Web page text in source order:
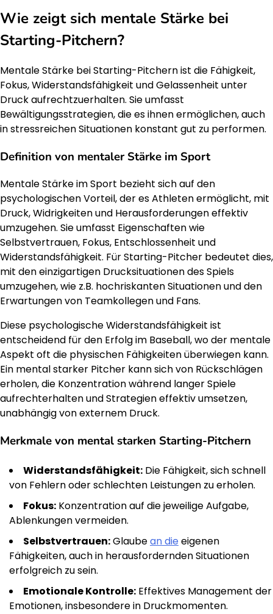
Wie zeigt sich mentale Stärke bei
Starting-Pitchern?
Mentale Stärke bei Starting-Pitchern ist die Fähigkeit,
Fokus, Widerstandsfähigkeit und Gelassenheit unter
Druck aufrechtzuerhalten. Sie umfasst
Bewältigungsstrategien, die es ihnen ermöglichen, auch
in stressreichen Situationen konstant gut zu performen.
Definition von mentaler Stärke im Sport
Mentale Stärke im Sport bezieht sich auf den
psychologischen Vorteil, der es Athleten ermöglicht, mit
Druck, Widrigkeiten und Herausforderungen effektiv
umzugehen. Sie umfasst Eigenschaften wie
Selbstvertrauen, Fokus, Entschlossenheit und
Widerstandsfähigkeit. Für Starting-Pitcher bedeutet dies,
mit den einzigartigen Drucksituationen des Spiels
umzugehen, wie z.B. hochriskanten Situationen und den
Erwartungen von Teamkollegen und Fans.
Diese psychologische Widerstandsfähigkeit ist
entscheidend für den Erfolg im Baseball, wo der mentale
Aspekt oft die physischen Fähigkeiten überwiegen kann.
Ein mental starker Pitcher kann sich von Rückschlägen
erholen, die Konzentration während langer Spiele
aufrechterhalten und Strategien effektiv umsetzen,
unabhängig von externem Druck.
Merkmale von mental starken Starting-Pitchern
Widerstandsfähigkeit: Die Fähigkeit, sich schnell
von Fehlern oder schlechten Leistungen zu erholen.
Fokus: Konzentration auf die jeweilige Aufgabe,
Ablenkungen vermeiden.
Selbstvertrauen:Glaubean die eigenen
Fähigkeiten, auch in herausfordernden Situationen
erfolgreich zu sein.
Emotionale Kontrolle: Effektives Management der
Emotionen, insbesondere in Druckmomenten.